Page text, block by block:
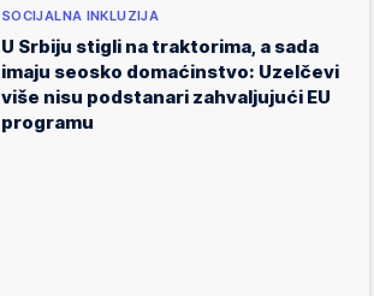
SOCIJALNA INKLUZIJA
U Srbiju stigli na traktorima, a sada
imaju seosko domaćinstvo: Uzelčevi
više nisu podstanari zahvaljujući EU
programu